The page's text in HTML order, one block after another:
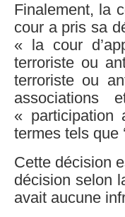
Finalement, la
cour a pris sa
« la cour
terroriste ou
terroriste ou
associations
« participation
termes tels que
Cette décision
décision selon
avait aucune